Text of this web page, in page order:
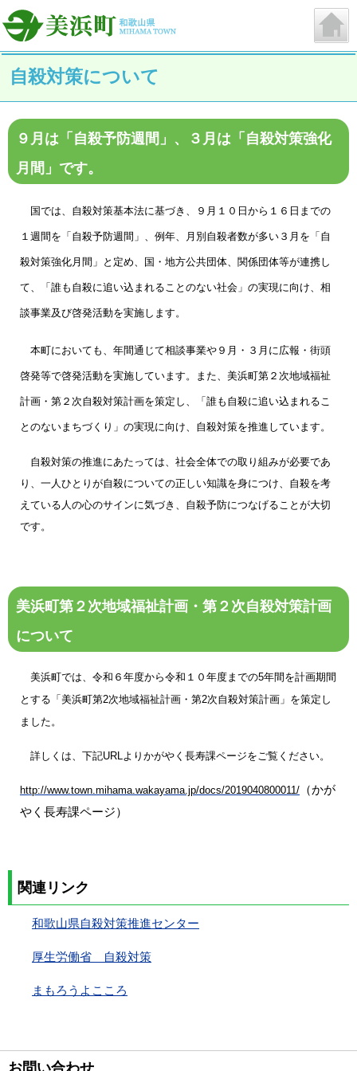
自殺対策について
９月は「自殺予防週間」、３月は「自殺対策強化
月間」です。
国では、自殺対策基本法に基づき、９月１０日から１６日までの
１週間を「自殺予防週間」、例年、月別自殺者数が多い３月を「自
殺対策強化月間」と定め、国・地方公共団体、関係団体等が連携し
て、「誰も自殺に追い込まれることのない社会」の実現に向け、相
談事業及び啓発活動を実施します。
本町においても、年間通じて相談事業や９月・３月に広報・街頭
啓発等で啓発活動を実施しています。また、美浜町第２次地域福祉
計画・第２次自殺対策計画を策定し、「誰も自殺に追い込まれるこ
とのないまちづくり」の実現に向け、自殺対策を推進しています。
自殺対策の推進にあたっては、社会全体での取り組みが必要であ
り、一人ひとりが自殺についての正しい知識を身につけ、自殺を考
えている人の心のサインに気づき、自殺予防につなげることが大切
です。
美浜町第２次地域福祉計画・第２次自殺対策計画
について
美浜町では、令和６年度から令和１０年度までの5年間を計画期間
とする「美浜町第2次地域福祉計画・第2次自殺対策計画」を策定し
ました。
詳しくは、下記URLよりかがやく長寿課ページをご覧ください。
http://www.town.mihama.wakayama.jp/docs/2019040800011/ （かが
やく長寿課ページ）
関連リンク
和歌山県自殺対策推進センター
厚生労働省 自殺対策
まもろうよこころ